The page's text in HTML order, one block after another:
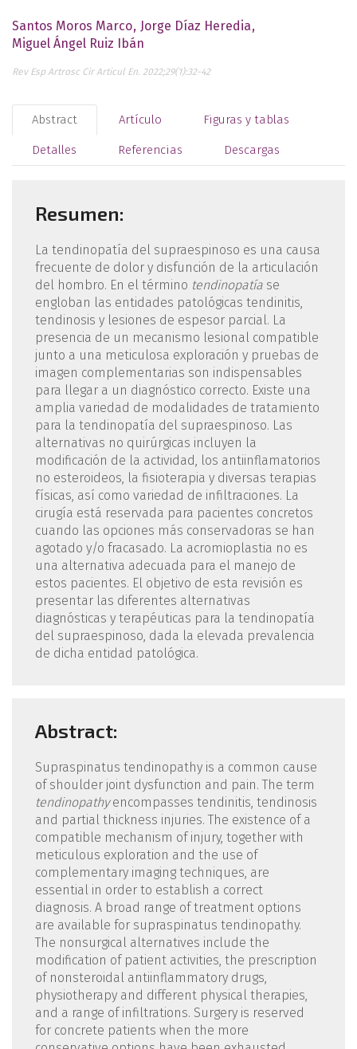
Santos Moros Marco Jorge Díaz Heredia
Miguel Ángel Ruiz Ibán
Rev Esp Artrosc Cir Articul En. 2022;29(1):32-42
Abstract Artículo Figuras y tablas
Detalles Referencias Descargas
Resumen:
La tendinopatía del supraespinoso es una causa
frecuente de dolor y disfunción de la articulación
del hombro. En el término tendinopatíase
engloban las entidades patológicas tendinitis,
tendinosis y lesiones de espesor parcial. La
presencia de un mecanismo lesional compatible
junto a una meticulosa exploración y pruebas de
imagen complementarias son indispensables
para llegar a un diagnóstico correcto. Existe una
amplia variedad de modalidades de tratamiento
para la tendinopatía del supraespinoso. Las
alternativas no quirúrgicas incluyen la
modificación de la actividad, los antiinflamatorios
no esteroideos, la fisioterapia y diversas terapias
físicas, así como variedad de infiltraciones. La
cirugía está reservada para pacientes concretos
cuando las opciones más conservadoras se han
agotado y/o fracasado. La acromioplastia no es
una alternativa adecuada para el manejo de
estos pacientes. El objetivo de esta revisión es
presentar las diferentes alternativas
diagnósticas y terapéuticas para la tendinopatía
del supraespinoso, dada la elevada prevalencia
de dicha entidad patológica.
Abstract:
Supraspinatus tendinopathy is a common cause
of shoulder joint dysfunction and pain. The term
tendinopathyencompasses tendinitis, tendinosis
and partial thickness injuries. The existence of a
compatible mechanism of injury, together with
meticulous exploration and the use of
complementary imaging techniques, are
essential in order to establish a correct
diagnosis. A broad range of treatment options
are available for supraspinatus tendinopathy.
The nonsurgical alternatives include the
modification of patient activities, the prescription
of nonsteroidal antiinflammatory drugs,
physiotherapy and different physical therapies,
and a range of infiltrations. Surgery is reserved
for concrete patients when the more